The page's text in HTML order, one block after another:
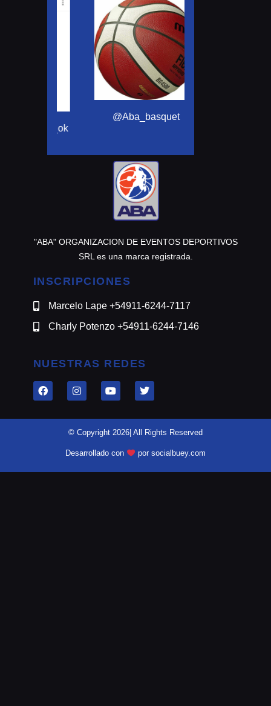
@Aba_basquet
"ABA" ORGANIZACION DE EVENTOS DEPORTIVOS
SRL es una marca registrada.
INSCRIPCIONES
Marcelo Lape +54911-6244-7117
Charly Potenzo +54911-6244-7146
NUESTRAS REDES
© Copyright 2026| All Rights Reserved
Desarrollado con por socialbuey.com